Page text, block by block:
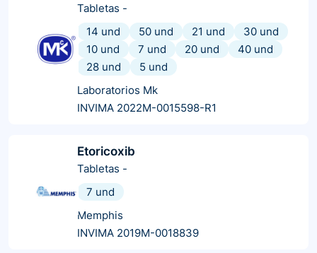
Tabletas -
14 und
50 und 21 und
30 und
10 und
7 und 20 und
40 und
28 und
5 und
Laboratorios Mk
INVIMA 2022M-0015598-R1
Etoricoxib
Tabletas -
7 und
Memphis
INVIMA 2019M-0018839